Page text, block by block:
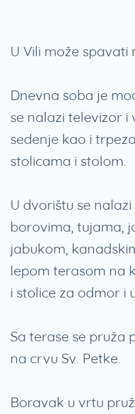
U Vili može spavati
Dnevna soba je
se nalazi televizor
sedenje kao i
stolicama i stolom.
U dvorištu se
borovima, tujama,
jabukom,
lepom terasom na
i stolice za odmor i
Sa terase se pruža
na crvu Sv. Petke.
Boravak u vrtu